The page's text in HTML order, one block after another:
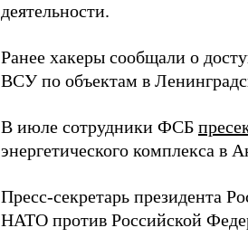
деятельности.
Ранее хакеры сообщали о
ВСУ по объектам в
В июле сотрудники ФСБ
энергетического комплекса в
Пресс-секретарь президента
НАТО против Российской